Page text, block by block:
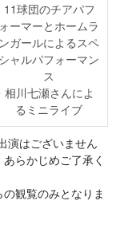
11球団のチアパフ
ォーマーとホームラ
ンガールによるスペ
シャルパフォーマン
ス
相川七瀬さんによ
るミニライブ
演はございません
らかじめご了承く
観覧のみとなりま